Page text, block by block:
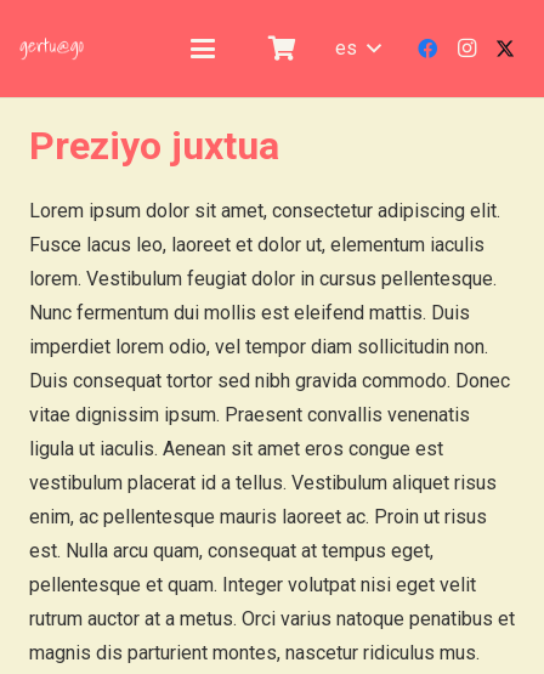
es
Preziyo juxtua
Lorem ipsum dolor sit amet, consectetur adipiscing elit.
Fusce lacus leo, laoreet et dolor ut, elementum iaculis
lorem. Vestibulum feugiat dolor in cursus pellentesque.
Nunc fermentum dui mollis est eleifend mattis. Duis
imperdiet lorem odio, vel tempor diam sollicitudin non.
Duis consequat tortor sed nibh gravida commodo. Donec
vitae dignissim ipsum. Praesent convallis venenatis
ligula ut iaculis. Aenean sit amet eros congue est
vestibulum placerat id a tellus. Vestibulum aliquet risus
enim, ac pellentesque mauris laoreet ac. Proin ut risus
est. Nulla arcu quam, consequat at tempus eget,
pellentesque et quam. Integer volutpat nisi eget velit
rutrum auctor at a metus. Orci varius natoque penatibus et
magnis dis parturient montes, nascetur ridiculus mus.